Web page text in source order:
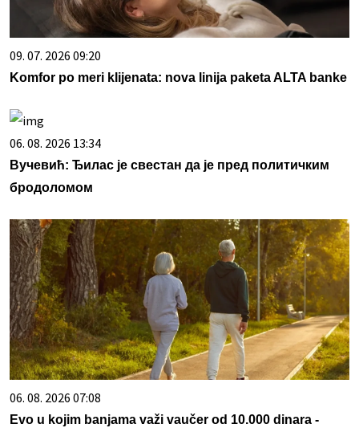
09. 07. 2026 09:20
Komfor po meri klijenata: nova linija paketa ALTA banke
06. 08. 2026 13:34
Вучевић: Ђилас је свестан да је пред политичким
бродоломом
06. 08. 2026 07:08
Evo u kojim banjama važi vaučer od 10.000 dinara -